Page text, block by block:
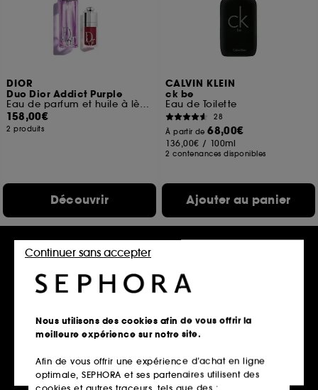
DIOR
Duo Dior Addict Purple
Eau de parfum et huile à lèvres hydratante
158,00€
2 produits
Découvrir
CALVIN KLEIN
ck be
Eau de Toilette
28
À partir de68,00€
136,00€ / 100ml
2 contenances disponibles
Ajouter au panier
DOLCE & GABBANA
Devotion
Coffret Eau de Parfum
GISOU
Honey Infused Hair Perfume
Wildflower Honey format mini/voyage
Nous utilisons des cookies afin de vous offrir la
meilleure expérience sur notre site.
Afin de vous offrir une expérience d’achat en ligne
optimale, SEPHORA et ses partenaires utilisent des
cookies et autres traceurs, tels que des :
Continuer sans accepter